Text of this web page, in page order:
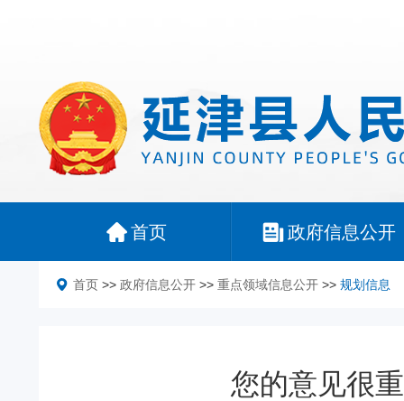
首页 政府信息公开
首页 >> 政府信息公开 >> 重点领域信息公开 >> 规划信息
您的意见很